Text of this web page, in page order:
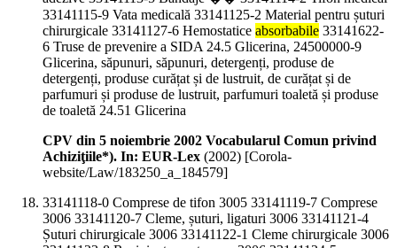
33141115-9 Vata medicală 33141125-2 Material pentru șuturi
chirurgicale 33141127-6 Hemostatice absorbabile 33141622-
6 Truse de prevenire a SIDA 24.5 Glicerina, 24500000-9
Glicerina, săpunuri, săpunuri, detergenți, produse de
detergenți, produse curățat și de lustruit, de curățat și de
parfumuri și produse de lustruit, parfumuri toaletă și produse
de toaletă 24.51 Glicerina
CPV din 5 noiembrie 2002 Vocabularul Comun privind
Achiziţiile*). In: EUR-Lex (2002) [Corola-
website/Law/183250_a_184579]
33141118-0 Comprese de tifon 3005 33141119-7 Comprese
3006 33141120-7 Cleme, șuturi, ligaturi 3006 33141121-4
Șuturi chirurgicale 3006 33141122-1 Cleme chirurgicale 3006